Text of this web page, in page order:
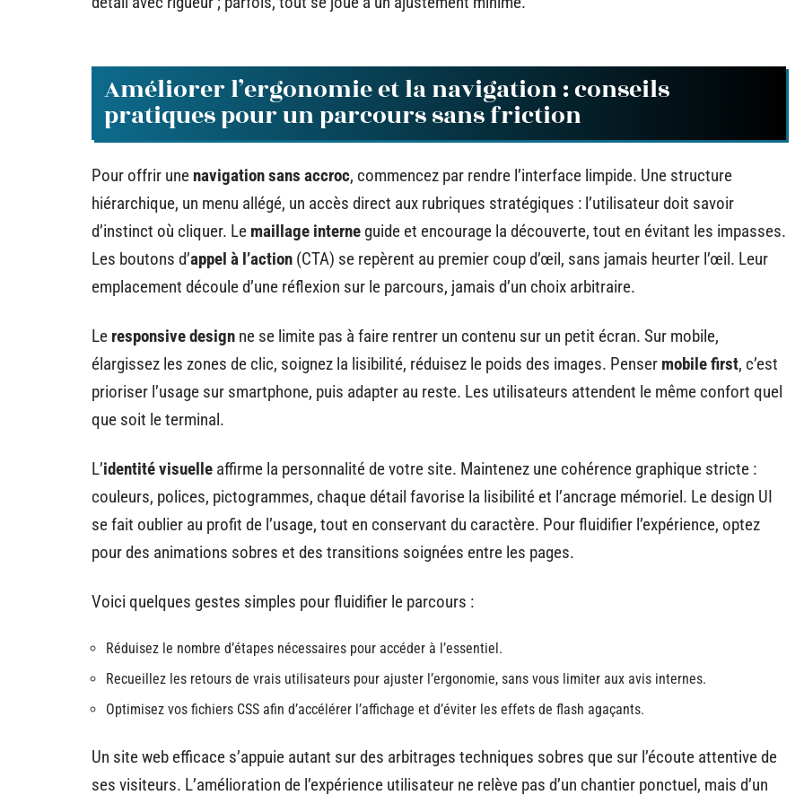
Améliorer l’ergonomie et la navigation : conseils
pratiques pour un parcours sans friction
Pour offrir une navigation sans accroc, commencez par rendre l’interface limpide. Une structure
hiérarchique, un menu allégé, un accès direct aux rubriques stratégiques : l’utilisateur doit savoir
d’instinct où cliquer. Le maillage interne guide et encourage la découverte, tout en évitant les impasses.
Les boutons d’appel à l’action (CTA) se repèrent au premier coup d’œil, sans jamais heurter l’œil. Leur
emplacement découle d’une réflexion sur le parcours, jamais d’un choix arbitraire.
Le responsive design ne se limite pas à faire rentrer un contenu sur un petit écran. Sur mobile,
élargissez les zones de clic, soignez la lisibilité, réduisez le poids des images. Penser mobile first, c’est
prioriser l’usage sur smartphone, puis adapter au reste. Les utilisateurs attendent le même confort quel
que soit le terminal.
L’identité visuelle affirme la personnalité de votre site. Maintenez une cohérence graphique stricte :
couleurs, polices, pictogrammes, chaque détail favorise la lisibilité et l’ancrage mémoriel. Le design UI
se fait oublier au profit de l’usage, tout en conservant du caractère. Pour fluidifier l’expérience, optez
pour des animations sobres et des transitions soignées entre les pages.
Voici quelques gestes simples pour fluidifier le parcours :
Réduisez le nombre d’étapes nécessaires pour accéder à l’essentiel.
Recueillez les retours de vrais utilisateurs pour ajuster l’ergonomie, sans vous limiter aux avis internes.
Optimisez vos fichiers CSS afin d’accélérer l’affichage et d’éviter les effets de flash agaçants.
Un site web efficace s’appuie autant sur des arbitrages techniques sobres que sur l’écoute attentive de
ses visiteurs. L’amélioration de l’expérience utilisateur ne relève pas d’un chantier ponctuel, mais d’un